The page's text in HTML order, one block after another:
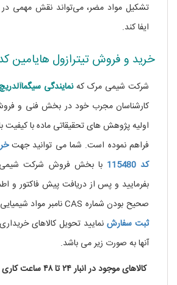
تشکیل مواد مضر، می‌تواند نقش مهمی
ایفا کند.
خرید و فروش تیترازول هایامین کد
شرکت شیمی مرک کهنمایندگی
کارشناسان مجرب خود در بخش فنی و
اولیه پژوهش های تحقیقاتی مادهبا کیفیت
فراهم نموده است. شما می توانید جهت
کد 115480
با بخش فروش شرکت
بفرمایید و پس از دریافت پیش فاکتور و
صحیح بودن شماره CAS نامبر مواد شیمیایی درخواستی اقدام به
ثبت سفارش نمایید تحویل کالاهای
آنها به صورت زیر می باشد.
کالاهای موجود در انبار ۲۴ تا ۴۸ ساعت کاری می باشد.